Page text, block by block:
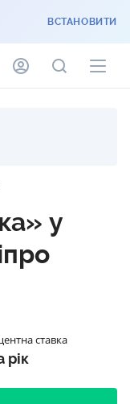
ВСТАНОВИТИ
у
ставка
рік